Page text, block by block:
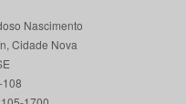
Nascimento
Cidade Nova